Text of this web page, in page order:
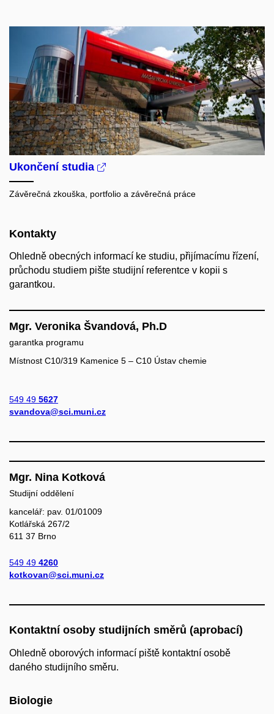
Ukončení studia
Závěrečná zkouška, portfolio a závěrečná práce
Kontakty
Ohledně obecných informací ke studiu, přijímacímu řízení,
průchodu studiem pište studijní referentce v kopii s
garantkou.
Mgr. Veronika Švandová, Ph.D
garantka programu
Místnost C10/319 Kamenice 5 – C10 Ústav chemie
549 49 5627
svandova@sci.muni.cz
Mgr. Nina Kotková
Studijní oddělení
kancelář: pav. 01/01009
Kotlářská 267/2
611 37 Brno
549 49 4260
kotkovan@sci.muni.cz
Kontaktní osoby studijních směrů (aprobací)
Ohledně oborových informací piště kontaktní osobě
daného studijního směru.
Biologie